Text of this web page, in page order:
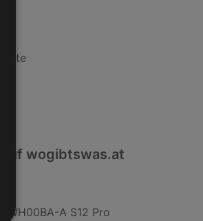
auf wogibtswas.at
WH00BA-A S12 Pro